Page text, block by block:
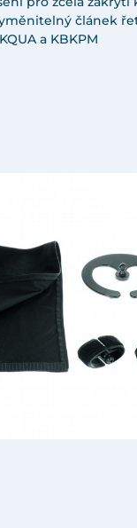
článek
a KBKPM